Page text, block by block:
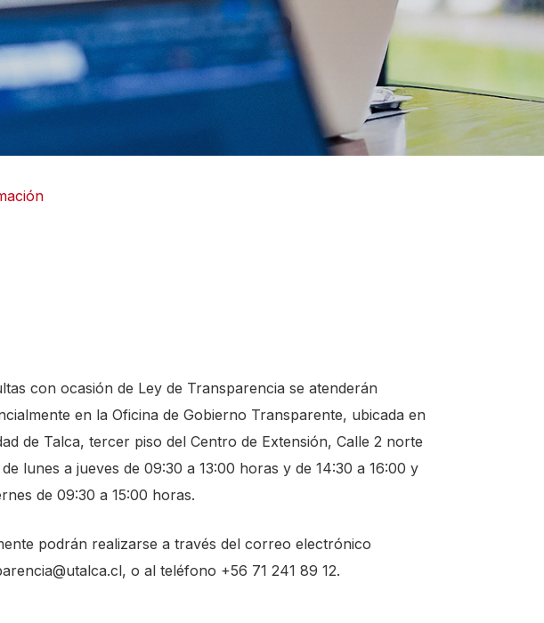
con ocasión de Ley de Transparencia se atenderán
en la Oficina de Gobierno Transparente, ubicada en
de Talca, tercer piso del Centro de Extensión, Calle 2 norte
lunes a jueves de 09:30 a 13:00 horas y de 14:30 a 16:00 y
de 09:30 a 15:00 horas.
podrán realizarse a través del correo electrónico
o al teléfono +56 71 241 89 12.